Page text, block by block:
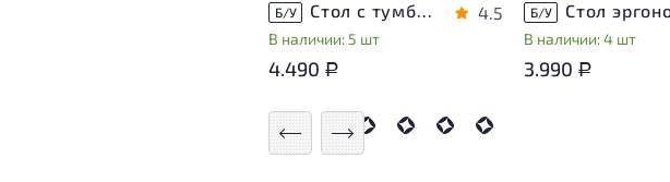
Б/У
В наличии: 5 шт
4.5
4.490 Р
Б/У
В наличии: 4 шт
3.990 Р